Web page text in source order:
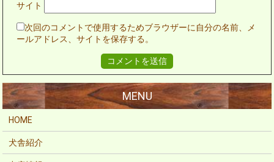
サイト
次回のコメントで使用するためブラウザーに自分の名前、メ
ールアドレス、サイトを保存する。
HOME
犬舎紹介